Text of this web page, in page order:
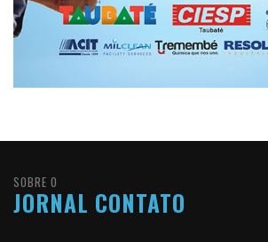
SOBRE O
JORNAL CONTATO